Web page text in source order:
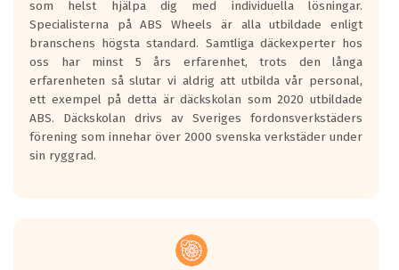
den kortaste bromssträckan och F är den
längsta.
Inga D eller G betyg delas ut för
personbilar och lätta lastbilar.
Betyget sätts efter ett test där däcken
skall bromsa in på en väg där det ligger
0.5-1.5 mm vatten.
I 80km/h kommer skillnaden på
Vid körning i över 50km/h brukar
som helst hjälpa dig med individuella lösningar.
Specialisterna på ABS Wheels är alla utbildade enligt
branschens högsta standard. Samtliga däckexperter hos
oss har minst 5 års erfarenhet, trots den långa
erfarenheten så slutar vi aldrig att utbilda vår personal,
ett exempel på detta är däckskolan som 2020 utbildade
ABS. Däckskolan drivs av Sveriges fordonsverkstäders
förening som innehar över 2000 svenska verkstäder under
sin ryggrad.